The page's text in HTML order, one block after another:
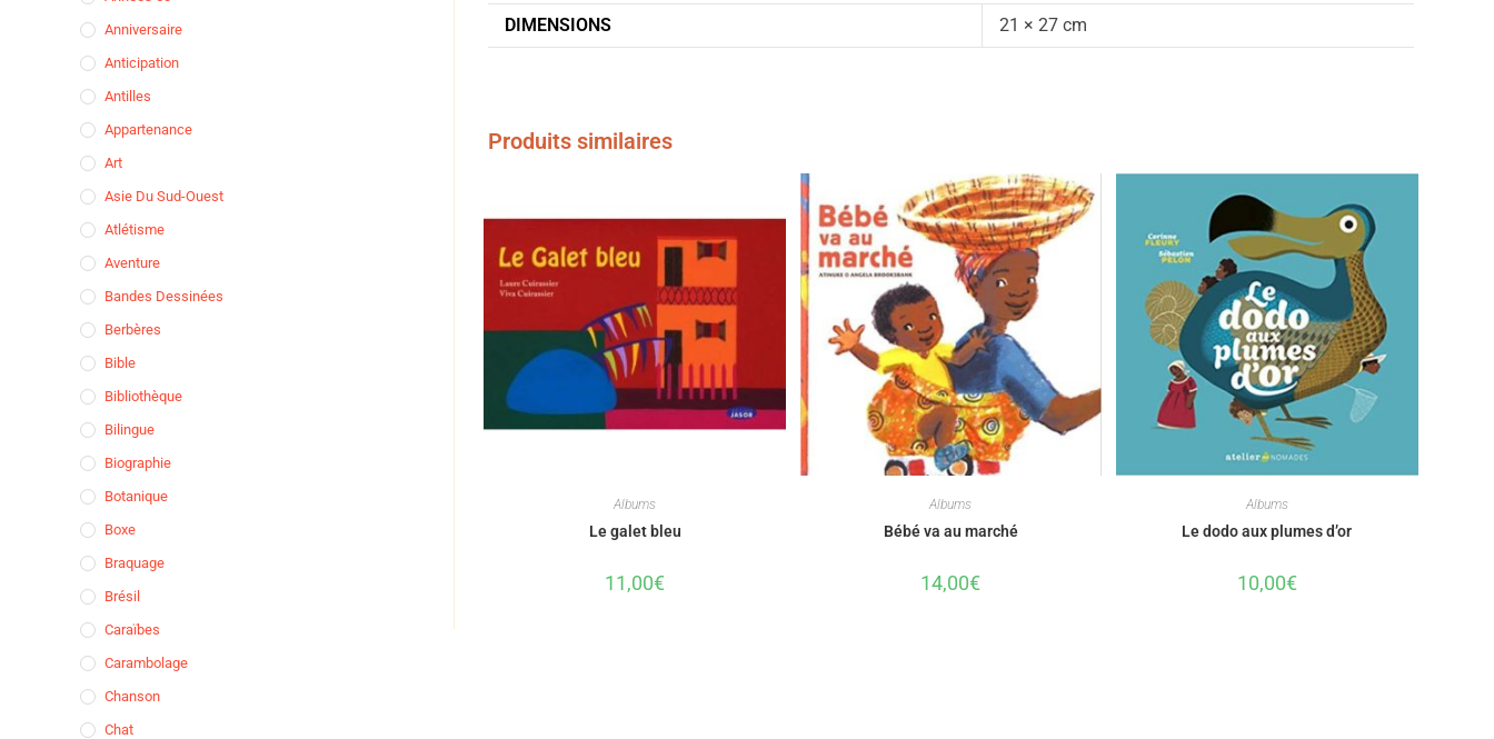
DIMENSIONS 21 × 27 cm
Produits similaires
Albums
Le galet bleu
11,00€
Albums
Bébé va au marché
14,00€
Albums
Le dodo aux plumes d’or
10,00€
Anniversaire
Anticipation
Antilles
Appartenance
Art
Asie Du Sud-Ouest
Atlétisme
Aventure
Bandes Dessinées
Berbères
Bible
Bibliothèque
Bilingue
Biographie
Botanique
Boxe
Braquage
Brésil
Caraïbes
Carambolage
Chanson
Chat